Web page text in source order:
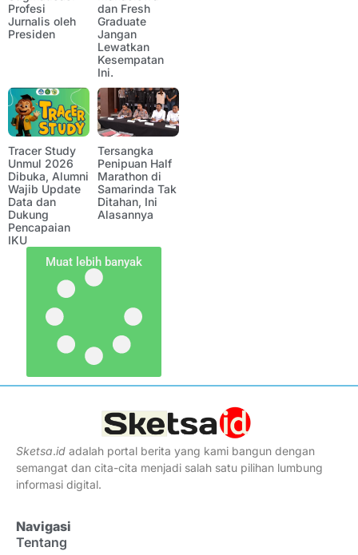
Profesi
Jurnalis oleh
Presiden
dan Fresh
Graduate
Jangan
Lewatkan
Kesempatan
Ini.
Tracer Study
Unmul 2026
Dibuka, Alumni
Wajib Update
Data dan
Dukung
Pencapaian
IKU
Tersangka
Penipuan Half
Marathon di
Samarinda Tak
Ditahan, Ini
Alasannya
Muat lebih banyak
Sketsa.id adalah portal berita yang kami bangun dengan
semangat dan cita-cita menjadi salah satu pilihan lumbung
informasi digital.
Navigasi
Tentang